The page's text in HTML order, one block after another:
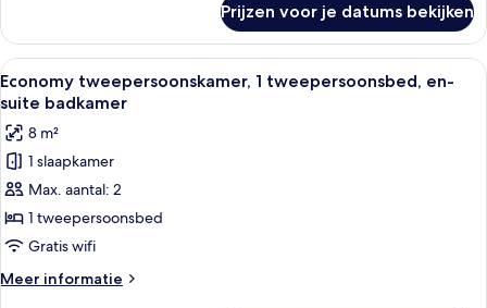
eenpersoonskamer,
en-
suite
badkamer
Prijzen voor je datums bekijken
Alle
foto's
voor
Economy
tweepersoonskamer,
1
tweepersoonsbed,
en-
suite
badkamer
Een kleine eenpersoonskamer met
3
Economy tweepersoonskamer, 1 tweepersoonsbed, en-
suite badkamer
8 m²
1 slaapkamer
Max. aantal: 2
1 tweepersoonsbed
Gratis wifi
Meer informatie
Meer